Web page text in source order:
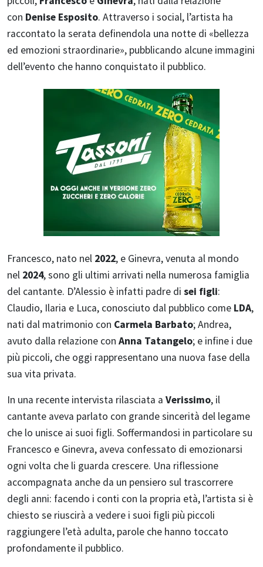
con Denise Esposito. Attraverso i social, l’artista ha
raccontato la serata definendola una notte di «bellezza
ed emozioni straordinarie», pubblicando alcune immagini
dell’evento che hanno conquistato il pubblico.
Francesco, nato nel 2022, e Ginevra, venuta al mondo
nel 2024, sono gli ultimi arrivati nella numerosa famiglia
del cantante. D’Alessio è infatti padre di sei figli:
Claudio, Ilaria e Luca, conosciuto dal pubblico come LDA,
nati dal matrimonio con Carmela Barbato; Andrea,
avuto dalla relazione con Anna Tatangelo; e infine i due
più piccoli, che oggi rappresentano una nuova fase della
sua vita privata.
In una recente intervista rilasciata a Verissimo, il
cantante aveva parlato con grande sincerità del legame
che lo unisce ai suoi figli. Soffermandosi in particolare su
Francesco e Ginevra, aveva confessato di emozionarsi
ogni volta che li guarda crescere. Una riflessione
accompagnata anche da un pensiero sul trascorrere
degli anni: facendo i conti con la propria età, l’artista si è
chiesto se riuscirà a vedere i suoi figli più piccoli
raggiungere l’età adulta, parole che hanno toccato
profondamente il pubblico.